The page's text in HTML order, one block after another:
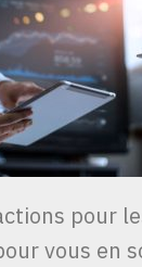
pour
vous en